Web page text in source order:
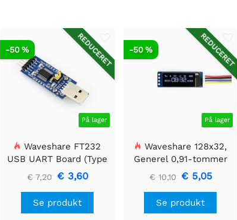
REDUCERET
På lager
-50 %
Waveshare FT232
USB UART Board (Type
A), USB til TTL (UART)
kommunikationsmodul
€ 7,20 € 3,60
Se produkt
REDUCERET
På lager
-50 %
Waveshare 128x32,
Generel 0,91-tommer
OLED displaymodul
€ 10,10 € 5,05
Se produkt